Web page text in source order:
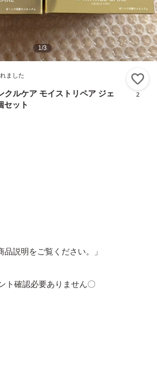
1/3
ました
クルケア モイストリペア ジェ
セット
2
品説明をご覧ください。」
ト確認必要ありません〇